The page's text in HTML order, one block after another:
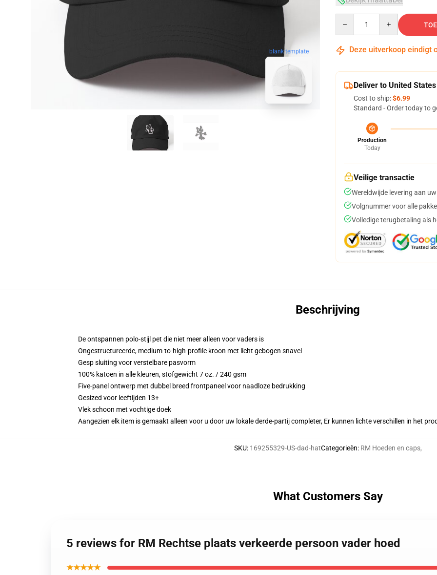
blank template Deze uitverkoop eindigt
Deliver to United States
Cost to ship:$6.99
Standard - Order today to
Production
Today
Veilige transactie
Wereldwijde levering aan
Volgnummer voor alle
Volledige terugbetaling als
Beschrijving
De ontspannen polo-stijl pet die niet meer alleen voor vaders is
Ongestructureerde, medium-to-high-profile kroon met licht gebogen snavel
Gesp sluiting voor verstelbare pasvorm
100% katoen in alle kleuren, stofgewicht 7 oz. / 240 gsm
Five-panel ontwerp met dubbel breed frontpaneel voor naadloze bedrukking
Gesized voor leeftijden 13+
Vlek schoon met vochtige doek
Aangezien elk item is gemaakt alleen voor u door uw lokale derde-partij completer, Er kunnen lichte verschillen in het
SKU: 169255329-US-dad-hatCategorieën: RM Hoeden en caps,
What Customers Say
5 reviews for RM Rechtse plaats verkeerde persoon vader hoed
★★★★★